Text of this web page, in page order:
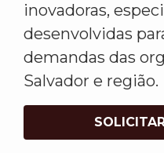
inovadoras,
desenvolvidas
demandas das
Salvador e região.